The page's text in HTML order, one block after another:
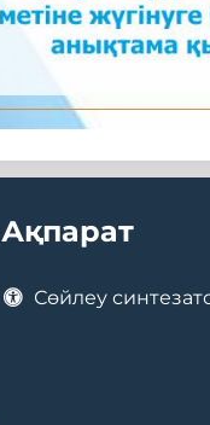
Ақпарат
Сөйлеу